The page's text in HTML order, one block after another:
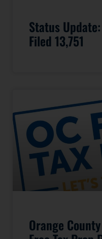
Status
Filed 13,751
Orange